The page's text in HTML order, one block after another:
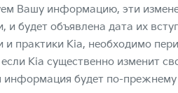
Вашу информацию, эти
будет объявлена дата их
практики Kia, необходимо
Kia существенно изменит
будет по-прежнему